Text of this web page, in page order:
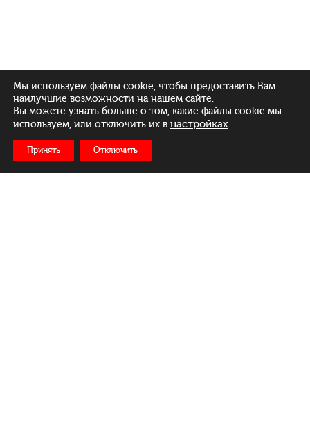
Мы используем файлы cookie, чтобы предоставить Вам
наилучшие возможности на нашем сайте.
Вы можете узнать больше о том, какие файлы cookie мы
используем, или отключить их в настройках.
Принять Отключить